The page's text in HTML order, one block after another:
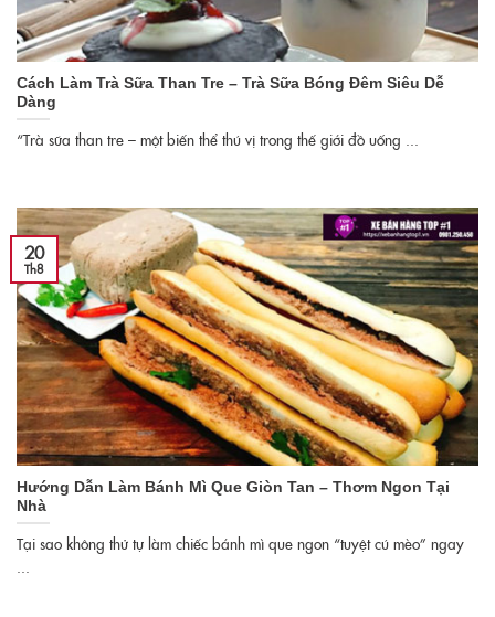
Cách Làm Trà Sữa Than Tre – Trà Sữa Bóng Đêm Siêu Dễ
Dàng
“Trà sữa than tre – một biến thể thú vị trong thế giới đồ uống ...
Hướng Dẫn Làm Bánh Mì Que Giòn Tan – Thơm Ngon Tại
Nhà
Tại sao không thử tự làm chiếc bánh mì que ngon “tuyệt cú mèo” ngay
...
20
Th8